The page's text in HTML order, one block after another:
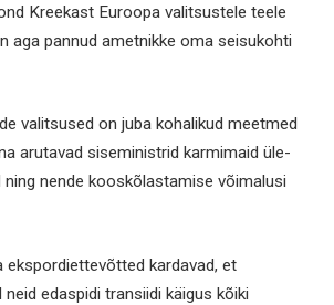
Kreekast Euroopa valitsustele teele
aga pannud ametnikke oma seisukohti
valitsused on juba kohalikud meetmed
arutavad siseministrid karmimaid üle-
ning nende kooskõlastamise võimalusi
ekspordiettevõtted kardavad, et
edaspidi transiidi käigus kõiki